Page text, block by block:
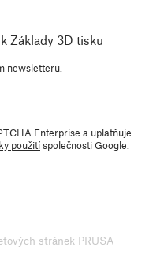
Základy 3D tisku
newsletteru
Enterprise a uplatňuje
použitíspolečnosti Google.
stránek PRUSA